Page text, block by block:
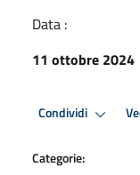
Data :
11 ottobre 2024
Condividi
Categorie: